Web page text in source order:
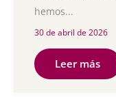
hemos...
30 de abril de 2026
Leer más